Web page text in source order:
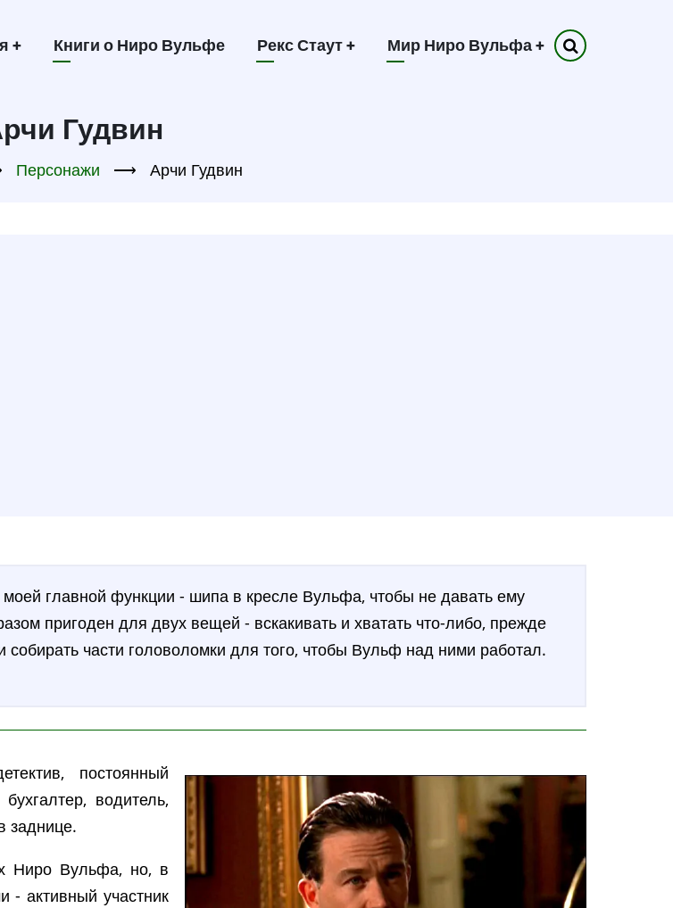
+ Книги о Ниро Вульфе Рекс Стаут+ Мир Ниро Вульфа+
Гудвин
Персонажи ⟶ Арчи Гудвин
главной функции - шипа в кресле Вульфа, чтобы не давать ему
пригоден для двух вещей - вскакивать и хватать что-либо, прежде
части головоломки для того, чтобы Вульф над ними работал.
постоянный
водитель,
заднице.
Ниро Вульфа, но, в
- активный участник